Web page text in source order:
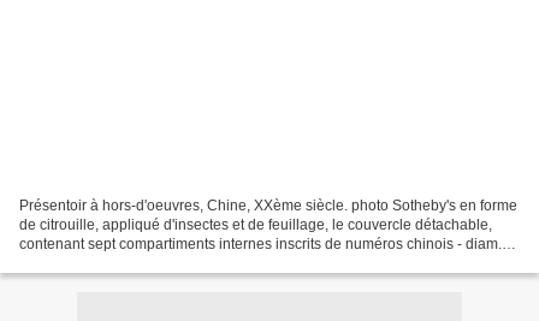
Présentoir à hors-d'oeuvres, Chine, XXème siècle. photo Sotheby's en forme
de citrouille, appliqué d'insectes et de feuillage, le couvercle détachable,
contenant sept compartiments internes inscrits de numéros chinois - diam.